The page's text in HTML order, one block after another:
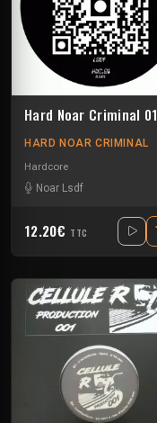
Hard Noar Criminal 01
HARD NOAR CRIMINAL
Hardcore
Noar Lsdf
12.20€ TTC